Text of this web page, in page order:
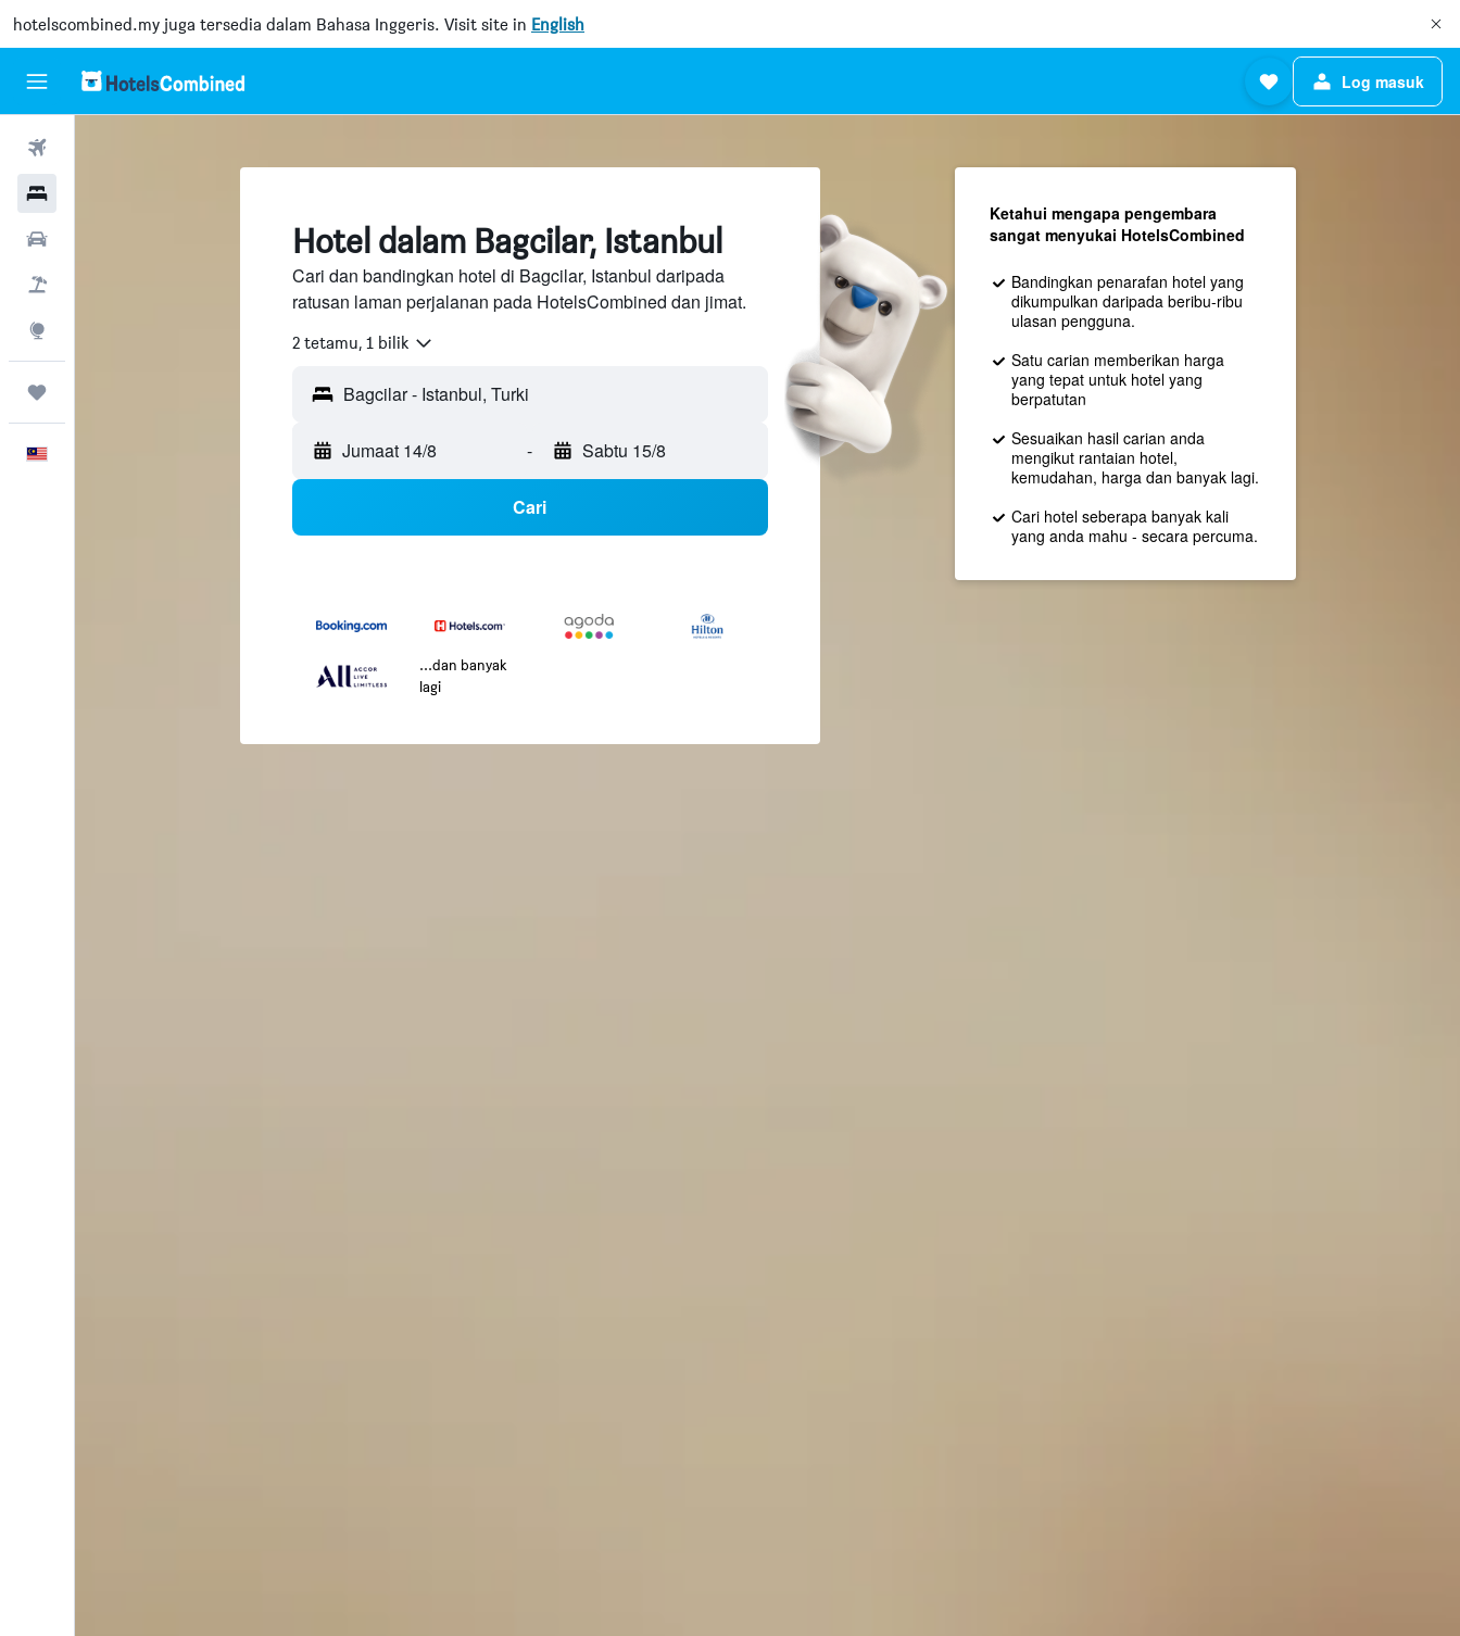
hotelscombined.my juga tersedia dalam Bahasa Inggeris. Visit site in English
Log masuk
Hotel dalam Bagcilar, Istanbul
Cari dan bandingkan hotel di Bagcilar, Istanbul daripada
ratusan laman perjalanan pada HotelsCombined dan jimat.
2 tetamu, 1 bilik
Bagcilar - Istanbul, Turki
Jumaat 14/8 - Sabtu 15/8
Cari
...dan banyak
lagi
Ketahui mengapa pengembara
sangat menyukai HotelsCombined
Bandingkan penarafan hotel yang
dikumpulkan daripada beribu-ribu
ulasan pengguna.
Satu carian memberikan harga
yang tepat untuk hotel yang
berpatutan
Sesuaikan hasil carian anda
mengikut rantaian hotel,
kemudahan, harga dan banyak lagi.
Cari hotel seberapa banyak kali
yang anda mahu - secara percuma.